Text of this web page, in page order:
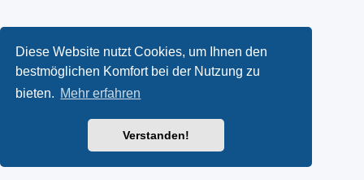
Diese Website nutzt Cookies, um Ihnen den
bestmöglichen Komfort bei der Nutzung zu
bieten. Mehr erfahren
Verstanden!